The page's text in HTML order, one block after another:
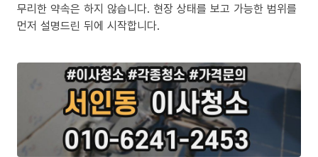
무리한 약속은 하지 않습니다. 현장 상태를 보고 가능한 범위를
먼저 설명드린 뒤에 시작합니다.